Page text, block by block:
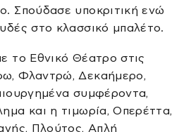
Σπούδασε υποκριτική ενώ
στο κλασσικό μπαλέτο.
το Εθνικό Θέατρο στις
Φλαντρώ, Δεκαήμερο,
συμφέροντα,
και η τιμωρία, Οπερέττα,
Πλούτος, Απλή